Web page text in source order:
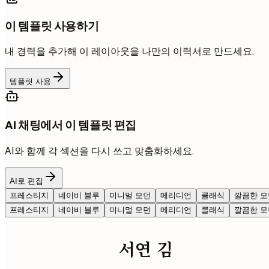
이 템플릿 사용하기
내 경력을 추가해 이 레이아웃을 나만의 이력서로 만드세요.
템플릿 사용
AI 채팅에서 이 템플릿 편집
AI와 함께 각 섹션을 다시 쓰고 맞춤화하세요.
AI로 편집
프레스티지
네이비 블루 미니멀 모던 메리디언 클래식 깔끔한 모
프레스티지
네이비 블루 미니멀 모던 메리디언 클래식 깔끔한 모
서연 김